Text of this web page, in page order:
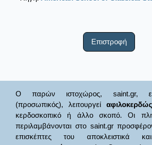
Επιστροφή
Ο παρών ιστοχώρος, saint.gr,
(προσωπικός), λειτουργείαφιλοκερδώς
κερδοσκοπικό ή άλλο σκοπό. Οι
περιλαμβάνονται στο saint.gr
επισκέπτες του αποκλειστικά